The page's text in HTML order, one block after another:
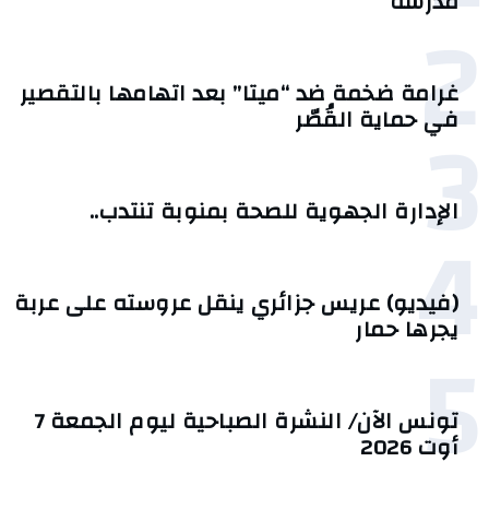
2
غرامة ضخمة ضد “ميتا” بعد اتهامها بالتقصير
في حماية القُصّر
3
الإدارة الجهوية للصحة بمنوبة تنتدب..
4
(فيديو) عريس جزائري ينقل عروسته على عربة
يجرها حمار
5 تونس الآن/ النشرة الصباحية ليوم الجمعة 7
أوت 2026